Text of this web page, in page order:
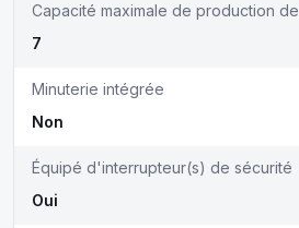
Capacité maximale de production
7
Minuterie intégrée
Non
Équipé d'interrupteur(s) de sécurité
Oui